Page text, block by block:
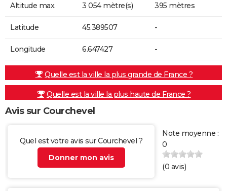
Altitude max. 3 054 mètre(s) 395 mètres
Latitude 45.389507 -
Longitude 6.647427 -
Quelle est la ville la plus grande de France ?
Quelle est la ville la plus haute de France ?
Avis sur Courchevel
Quel est votre avis sur Courchevel ?
Donner mon avis
Note moyenne :
0
(0 avis)